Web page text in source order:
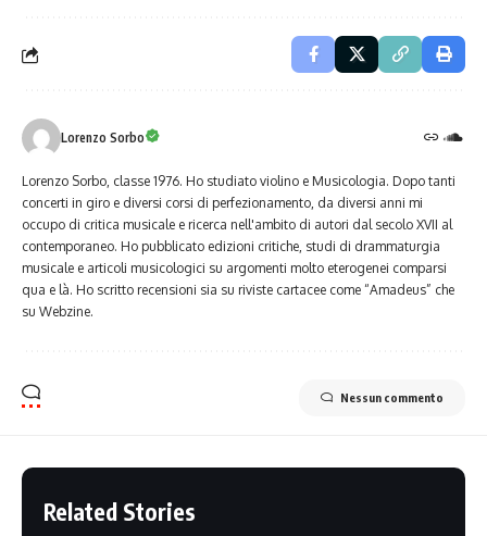
Lorenzo Sorbo
Lorenzo Sorbo, classe 1976. Ho studiato violino e Musicologia. Dopo tanti
concerti in giro e diversi corsi di perfezionamento, da diversi anni mi
occupo di critica musicale e ricerca nell'ambito di autori dal secolo XVII al
contemporaneo. Ho pubblicato edizioni critiche, studi di drammaturgia
musicale e articoli musicologici su argomenti molto eterogenei comparsi
qua e là. Ho scritto recensioni sia su riviste cartacee come “Amadeus” che
su Webzine.
Nessun commento
Related Stories